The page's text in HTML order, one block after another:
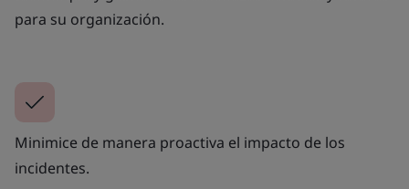
para su organización.
Minimice de manera proactiva el impacto de los
incidentes.